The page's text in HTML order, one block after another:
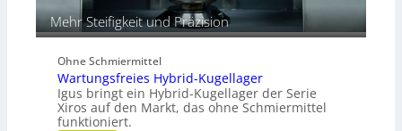
g
l
e
i
h
Mehr Steifigkeit und Präzision
Ohne Schmiermittel
Wartungsfreies Hybrid-Kugellager
Igus bringt ein Hybrid-Kugellager der Serie
Xiros auf den Markt, das ohne Schmiermittel
funktioniert.